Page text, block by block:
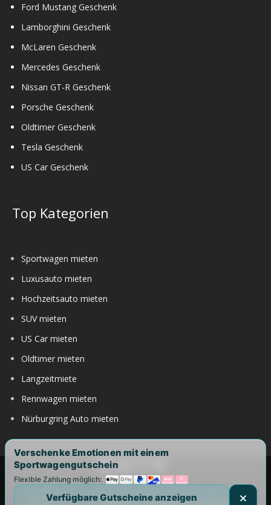
Ford Mustang Geschenk
Lamborghini Geschenk
McLaren Geschenk
Mercedes Geschenk
Nissan GT-R Geschenk
Porsche Geschenk
Oldtimer Geschenk
Tesla Geschenk
US Car Geschenk
Top Kategorien
Sportwagen mieten
Luxusauto mieten
Hochzeitsauto mieten
SUV mieten
US Car mieten
Oldtimer mieten
Langzeitmiete
Rennwagen mieten
Nürburgring Auto mieten
Copyright 2017-2025 by DRIVAR® | All Rights Reserved |
Verschenke Emotionen mit einem
Sportwagengutschein
Flexible Zahlung möglich:
Verfügbare Gutscheine anzeigen